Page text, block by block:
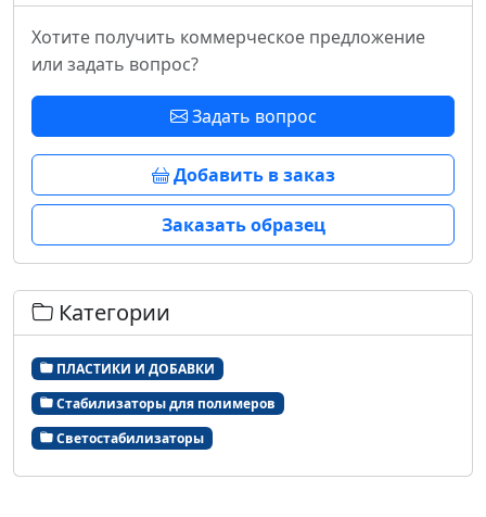
Хотите получить коммерческое предложение
или задать вопрос?
Задать вопрос
Добавить в заказ
Заказать образец
Категории
ПЛАСТИКИ И ДОБАВКИ
Стабилизаторы для полимеров
Светостабилизаторы